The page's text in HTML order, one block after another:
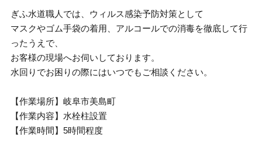
ぎふ水道職人では、ウィルス感染予防対策として
マスクやゴム手袋の着用、アルコールでの消毒を徹底して行
ったうえで、
お客様の現場へお伺いしております。
水回りでお困りの際にはいつでもご相談ください。
【作業場所】岐阜市美島町
【作業内容】水栓柱設置
【作業時間】5時間程度